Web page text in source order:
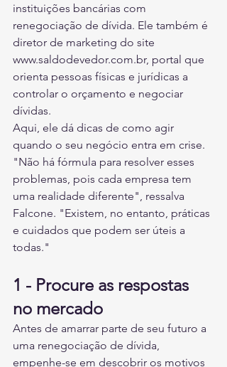
instituições bancárias com
renegociação de dívida. Ele também é
diretor de marketing do site
www.saldodevedor.com.br, portal que
orienta pessoas físicas e jurídicas a
controlar o orçamento e negociar
dívidas.
Aqui, ele dá dicas de como agir
quando o seu negócio entra em crise.
"Não há fórmula para resolver esses
problemas, pois cada empresa tem
uma realidade diferente", ressalva
Falcone. "Existem, no entanto, práticas
e cuidados que podem ser úteis a
todas."
1 - Procure as respostas
no mercado
Antes de amarrar parte de seu futuro a
uma renegociação de dívida,
empenhe-se em descobrir os motivos